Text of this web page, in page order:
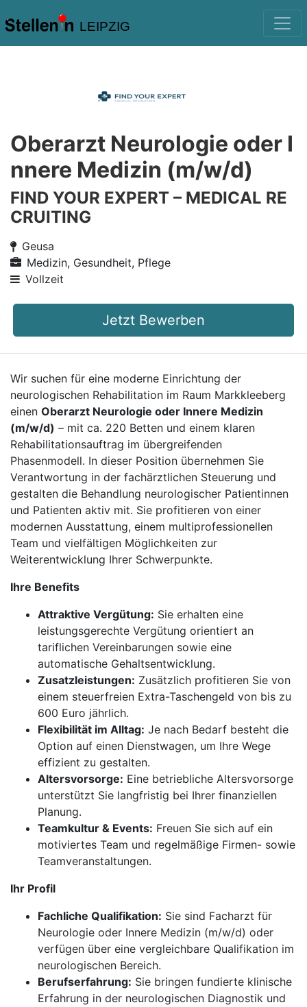
LEIPZIG
Oberarzt Neurologie oder I
nnere Medizin (m/w/d)
FIND YOUR EXPERT – MEDICAL RE
CRUITING
Geusa
Medizin, Gesundheit, Pflege
Vollzeit
Jetzt Bewerben
Wir suchen für eine moderne Einrichtung der
neurologischen Rehabilitation im Raum Markkleeberg
einen Oberarzt Neurologie oder Innere Medizin
(m/w/d) – mit ca. 220 Betten und einem klaren
Rehabilitationsauftrag im übergreifenden
Phasenmodell. In dieser Position übernehmen Sie
Verantwortung in der fachärztlichen Steuerung und
gestalten die Behandlung neurologischer Patientinnen
und Patienten aktiv mit. Sie profitieren von einer
modernen Ausstattung, einem multiprofessionellen
Team und vielfältigen Möglichkeiten zur
Weiterentwicklung Ihrer Schwerpunkte.
Ihre Benefits
Attraktive Vergütung: Sie erhalten eine
leistungsgerechte Vergütung orientiert an
tariflichen Vereinbarungen sowie eine
automatische Gehaltsentwicklung.
Zusatzleistungen: Zusätzlich profitieren Sie von
einem steuerfreien Extra-Taschengeld von bis zu
600 Euro jährlich.
Flexibilität im Alltag: Je nach Bedarf besteht die
Option auf einen Dienstwagen, um Ihre Wege
effizient zu gestalten.
Altersvorsorge: Eine betriebliche Altersvorsorge
unterstützt Sie langfristig bei Ihrer finanziellen
Planung.
Teamkultur & Events: Freuen Sie sich auf ein
motiviertes Team und regelmäßige Firmen- sowie
Teamveranstaltungen.
Ihr Profil
Fachliche Qualifikation: Sie sind Facharzt für
Neurologie oder Innere Medizin (m/w/d) oder
verfügen über eine vergleichbare Qualifikation im
neurologischen Bereich.
Berufserfahrung: Sie bringen fundierte klinische
Erfahrung in der neurologischen Diagnostik und